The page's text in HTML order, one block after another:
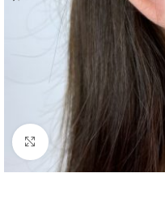
Click to enlarge